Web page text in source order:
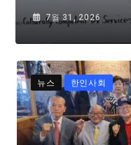
7월 31, 2026
뉴스 한인사회